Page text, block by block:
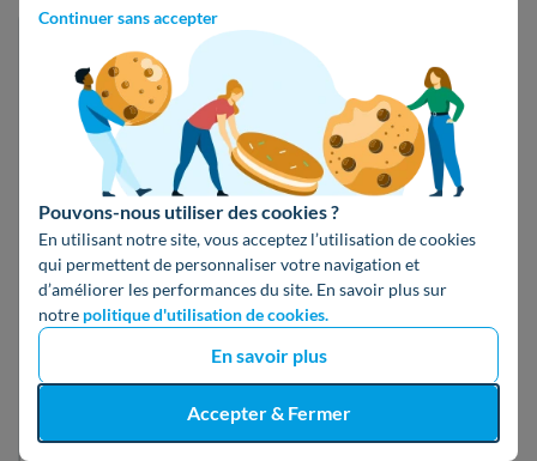
Continuer sans accepter
Pouvons-nous utiliser des cookies ?
En utilisant notre site, vous acceptez l’utilisation de cookies
qui permettent de personnaliser votre navigation et
d’améliorer les performances du site. En savoir plus sur
notre politique d'utilisation de cookies.
En savoir plus
Accepter & Fermer
Fournisseur Nom de l’offre
Évolution
tarifaire
Gaz 15 %
renouvelable
Fixe 1
an